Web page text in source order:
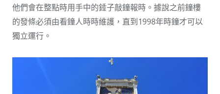
他們會在整點時用手中的錘子敲鐘報時。據說之前鐘樓
的發條必須由看鐘人時時維護，直到1998年時鐘才可以
獨立運行。